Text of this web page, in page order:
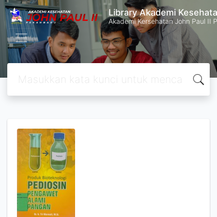
Library Akademi
Akademi Kersehatan John Paul II